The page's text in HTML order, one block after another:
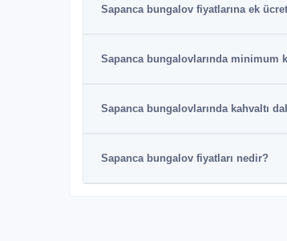
Sapanca bungalov fiyatlarına ek
Sapanca bungalovlarında minimum
Sapanca bungalovlarında kahvaltı
Sapanca bungalov fiyatları nedir?